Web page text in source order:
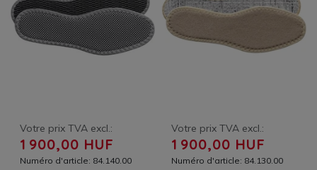
Votre prix TVA excl.:
1 900,00 HUF
Numéro d'article: 84.140.00
Votre prix TVA excl.:
1 900,00 HUF
Numéro d'article: 84.130.00